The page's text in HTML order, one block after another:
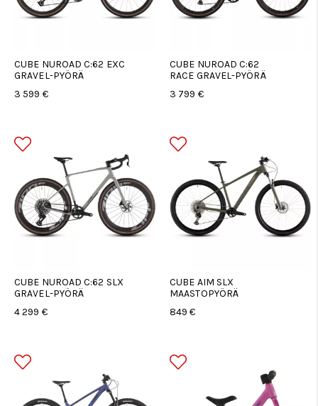
CUBE NUROAD C:62 EXC
GRAVEL-PYÖRÄ
3 599 €
CUBE NUROAD C:62
RACE GRAVEL-PYÖRÄ
3 799 €
CUBE NUROAD C:62 SLX
GRAVEL-PYÖRÄ
4 299 €
CUBE AIM SLX
MAASTOPYÖRÄ
849 €